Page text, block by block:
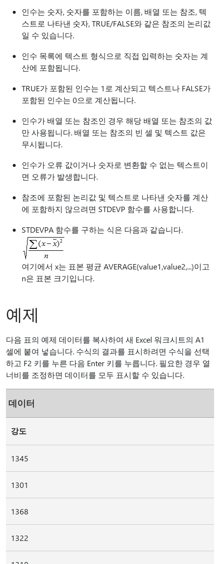
인수는 숫자, 숫자를 포함하는 이름, 배열 또는 참조, 텍
스트로 나타낸 숫자, TRUE/FALSE와 같은 참조의 논리값
일 수 있습니다.
인수 목록에 텍스트 형식으로 직접 입력하는 숫자는 계
산에 포함됩니다.
TRUE가 포함된 인수는 1로 계산되고 텍스트나 FALSE가
포함된 인수는 0으로 계산됩니다.
인수가 배열 또는 참조인 경우 해당 배열 또는 참조의 값
만 사용됩니다. 배열 또는 참조의 빈 셀 및 텍스트 값은
무시됩니다.
인수가 오류 값이거나 숫자로 변환할 수 없는 텍스트이
면 오류가 발생합니다.
참조에 포함된 논리값 및 텍스트로 나타낸 숫자를 계산
에 포함하지 않으려면 STDEVP 함수를 사용합니다.
STDEVPA 함수를 구하는 식은 다음과 같습니다.
여기에서 x는 표본 평균 AVERAGE(value1,value2,...)이고
n은 표본 크기입니다.
예제
다음 표의 예제 데이터를 복사하여 새 Excel 워크시트의 A1
셀에 붙여 넣습니다. 수식의 결과를 표시하려면 수식을 선택
하고 F2 키를 누른 다음 Enter 키를 누릅니다. 필요한 경우 열
너비를 조정하면 데이터를 모두 표시할 수 있습니다.
데이터
강도
1345
1301
1368
1322